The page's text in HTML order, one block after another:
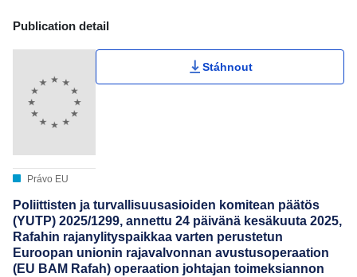
Publication Detail Actions Portlet
Publication detail
Právo EU
Stáhnout
Poliittisten ja turvallisuusasioiden komitean päätös
(YUTP) 2025/1299, annettu 24 päivänä kesäkuuta 2025,
Rafahin rajanylityspaikkaa varten perustetun
Euroopan unionin rajavalvonnan avustusoperaation
(EU BAM Rafah) operaation johtajan toimeksiannon